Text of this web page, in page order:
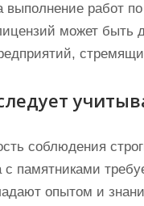
работ
может быть
соблюдения
с памятниками
опытом и